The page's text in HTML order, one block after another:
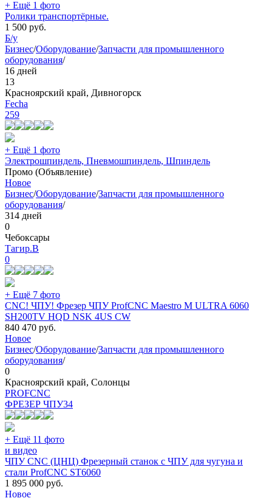
+ Ещё 1 фото
Ролики транспортёрные.
1 500 руб.
Б/у
Бизнес/Оборудование/Запчасти для промышленного
оборудования/
16 дней
13
Красноярский край, Дивногорск
Fecha
259
+ Ещё 1 фото
Электрошпиндель, Пневмошпиндель, Шпиндель
Промо (Объявление)
Новое
Бизнес/Оборудование/Запчасти для промышленного
оборудования/
314 дней
0
Чебоксары
Тагир.В
0
+ Ещё 7 фото
CNC! ЧПУ! Фрезер ЧПУ ProfCNC Maestro M ULTRA 6060
SH200TV HQD NSK 4US CW
840 470 руб.
Новое
Бизнес/Оборудование/Запчасти для промышленного
оборудования/
0
Красноярский край, Солонцы
PROFCNC
ФРЕЗЕР ЧПУ34
+ Ещё 11 фото
и видео
ЧПУ CNC (ЦНЦ) Фрезерный станок с ЧПУ для чугуна и
стали ProfCNC ST6060
1 895 000 руб.
Новое